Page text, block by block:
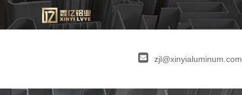
zjl@xinyialuminum.com